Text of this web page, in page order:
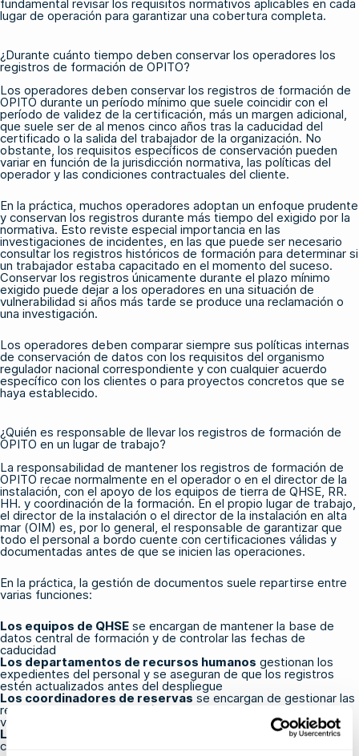
fundamental revisar los requisitos normativos aplicables en cada
lugar de operación para garantizar una cobertura completa.
¿Durante cuánto tiempo deben conservar los operadores los
registros de formación de OPITO?
Los operadores deben conservar los registros de formación de
OPITO durante un período mínimo que suele coincidir con el
período de validez de la certificación, más un margen adicional,
que suele ser de al menos cinco años tras la caducidad del
certificado o la salida del trabajador de la organización. No
obstante, los requisitos específicos de conservación pueden
variar en función de la jurisdicción normativa, las políticas del
operador y las condiciones contractuales del cliente.
En la práctica, muchos operadores adoptan un enfoque prudente
y conservan los registros durante más tiempo del exigido por la
normativa. Esto reviste especial importancia en las
investigaciones de incidentes, en las que puede ser necesario
consultar los registros históricos de formación para determinar si
un trabajador estaba capacitado en el momento del suceso.
Conservar los registros únicamente durante el plazo mínimo
exigido puede dejar a los operadores en una situación de
vulnerabilidad si años más tarde se produce una reclamación o
una investigación.
Los operadores deben comparar siempre sus políticas internas
de conservación de datos con los requisitos del organismo
regulador nacional correspondiente y con cualquier acuerdo
específico con los clientes o para proyectos concretos que se
haya establecido.
¿Quién es responsable de llevar los registros de formación de
OPITO en un lugar de trabajo?
La responsabilidad de mantener los registros de formación de
OPITO recae normalmente en el operador o en el director de la
instalación, con el apoyo de los equipos de tierra de QHSE, RR.
HH. y coordinación de la formación. En el propio lugar de trabajo,
el director de la instalación o el director de la instalación en alta
mar (OIM) es, por lo general, el responsable de garantizar que
todo el personal a bordo cuente con certificaciones válidas y
documentadas antes de que se inicien las operaciones.
En la práctica, la gestión de documentos suele repartirse entre
varias funciones:
Los equipos de QHSE se encargan de mantener la base de
datos central de formación y de controlar las fechas de
caducidad
Los departamentos de recursos humanos gestionan los
expedientes del personal y se aseguran de que los registros
estén actualizados antes del despliegue
Los coordinadores de reservas se encargan de gestionar las
renovaciones de la formación y de recoger los certificados una
vez finalizada esta.
Los supervisores de las plataformas marítimas
comprueban el cumplimiento de las normas in situ antes de la